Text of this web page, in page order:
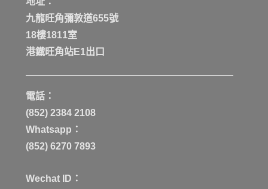
九龍旺角彌敦道655號
18樓1811室
港鐡旺角站E1出口
電話：
(852) 2384 2108
Whatsapp：
(852) 6270 7893
Wechat ID：